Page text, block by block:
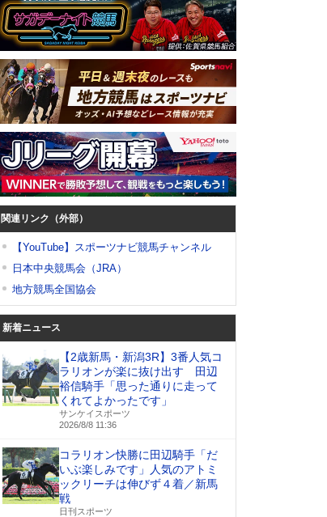
関連リンク（外部）
【YouTube】スポーツナビ競馬チャンネル
日本中央競馬会（JRA）
地方競馬全国協会
新着ニュース
【2歳新馬・新潟3R】3番人気コ
ラリオンが楽に抜け出す 田辺
裕信騎手「思った通りに走って
くれてよかったです」
サンケイスポーツ
2026/8/8 11:36
コラリオン快勝に田辺騎手「だ
いぶ楽しみです」人気のアトミ
ックリーチは伸びず４着／新馬
戦
日刊スポーツ